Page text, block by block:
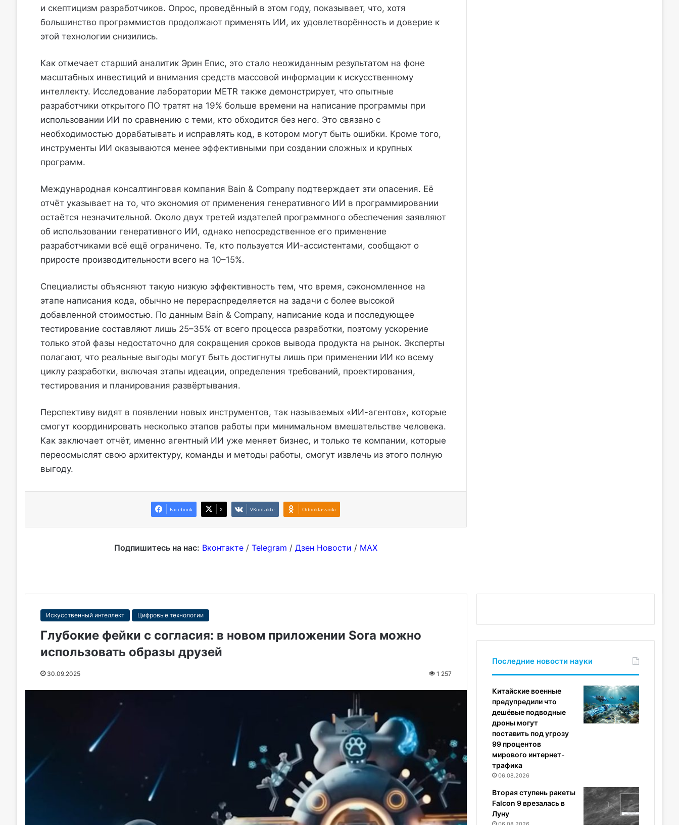
и скептицизм разработчиков. Опрос, проведённый в этом году, показывает, что, хотя
большинство программистов продолжают применять ИИ, их удовлетворённость и доверие к
этой технологии снизились.
Как отмечает старший аналитик Эрин Епис, это стало неожиданным результатом на фоне
масштабных инвестиций и внимания средств массовой информации к искусственному
интеллекту. Исследование лаборатории METR также демонстрирует, что опытные
разработчики открытого ПО тратят на 19% больше времени на написание программы при
использовании ИИ по сравнению с теми, кто обходится без него. Это связано с
необходимостью дорабатывать и исправлять код, в котором могут быть ошибки. Кроме того,
инструменты ИИ оказываются менее эффективными при создании сложных и крупных
программ.
Международная консалтинговая компания Bain & Company подтверждает эти опасения. Её
отчёт указывает на то, что экономия от применения генеративного ИИ в программировании
остаётся незначительной. Около двух третей издателей программного обеспечения заявляют
об использовании генеративного ИИ, однако непосредственное его применение
разработчиками всё ещё ограничено. Те, кто пользуется ИИ-ассистентами, сообщают о
приросте производительности всего на 10–15%.
Специалисты объясняют такую низкую эффективность тем, что время, сэкономленное на
этапе написания кода, обычно не перераспределяется на задачи с более высокой
добавленной стоимостью. По данным Bain & Company, написание кода и последующее
тестирование составляют лишь 25–35% от всего процесса разработки, поэтому ускорение
только этой фазы недостаточно для сокращения сроков вывода продукта на рынок. Эксперты
полагают, что реальные выгоды могут быть достигнуты лишь при применении ИИ ко всему
циклу разработки, включая этапы идеации, определения требований, проектирования,
тестирования и планирования развёртывания.
Перспективу видят в появлении новых инструментов, так называемых «ИИ-агентов», которые
смогут координировать несколько этапов работы при минимальном вмешательстве человека.
Как заключает отчёт, именно агентный ИИ уже меняет бизнес, и только те компании, которые
переосмыслят свою архитектуру, команды и методы работы, смогут извлечь из этого полную
выгоду.
Facebook X VKontakte Odnoklassniki
Подпишитесь на нас: Вконтакте/ Telegram / Дзен Новости / MAX